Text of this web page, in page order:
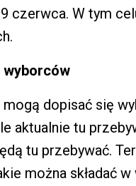
czerwca. W tym
wyborców
dopisać się
aktualnie tu
tu przebywać.
można składać